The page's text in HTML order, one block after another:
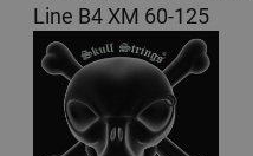
Line B4 XM 60-125